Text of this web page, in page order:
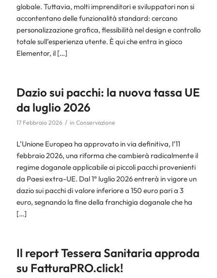
globale. Tuttavia, molti imprenditori e sviluppatori non si
accontentano delle funzionalità standard: cercano
personalizzazione grafica, flessibilità nel design e controllo
totale sull’esperienza utente. È qui che entra in gioco
Elementor, il […]
Dazio sui pacchi: la nuova tassa UE
da luglio 2026
17 Febbraio 2026 / in Conservazione
L’Unione Europea ha approvato in via definitiva, l’11
febbraio 2026, una riforma che cambierà radicalmente il
regime doganale applicabile ai piccoli pacchi provenienti
da Paesi extra-UE. Dal 1° luglio 2026 entrerà in vigore un
dazio sui pacchi di valore inferiore a 150 euro pari a 3
euro, segnando la fine della franchigia doganale che ha
[…]
Il report Tessera Sanitaria approda
su FatturaPRO.click!